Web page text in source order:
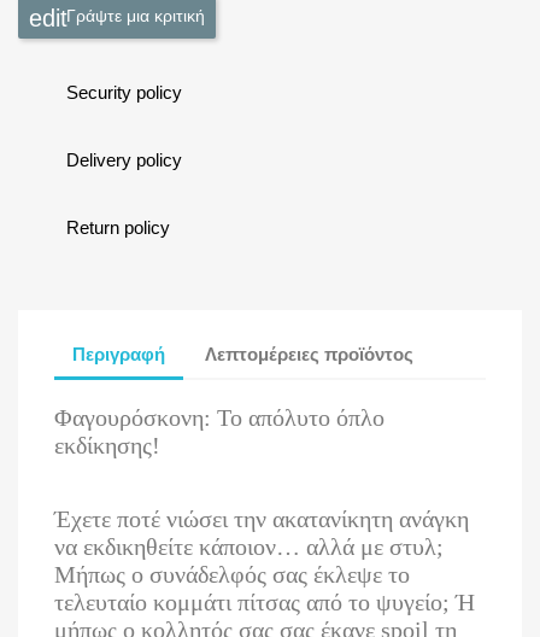
Γράψτε μια κριτική
Security policy
Delivery policy
Return policy
Περιγραφή Λεπτομέρειες προϊόντος
Φαγουρόσκονη: Το απόλυτο όπλο
εκδίκησης!
Έχετε ποτέ νιώσει την ακατανίκητη ανάγκη
να εκδικηθείτε κάποιον… αλλά με στυλ;
Μήπως ο συνάδελφός σας έκλεψε το
τελευταίο κομμάτι πίτσας από το ψυγείο; Ή
μήπως ο κολλητός σας σας έκανε spoil τη